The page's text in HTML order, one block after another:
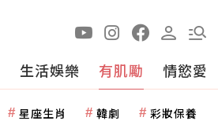
生活娛樂 有肌勵 情慾愛
星座生肖 韓劇 彩妝保養